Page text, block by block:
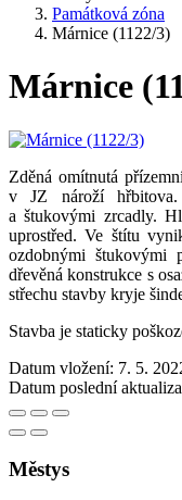
Památková zóna
Márnice (1122/3)
Márnice
Zděná omítnutá
v JZ nároží hřbitova.
a štukovými zrcadly.
uprostřed. Ve štítu
ozdobnými štukovými
dřevěná konstrukce s
střechu stavby kryje
Stavba je staticky
Datum vložení: 7. 5.
Datum poslední
Městys